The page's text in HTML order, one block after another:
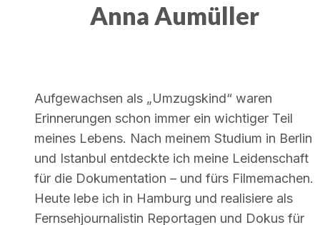
Anna Aumüller
Aufgewachsen als „Umzugskind“ waren
Erinnerungen schon immer ein wichtiger Teil
meines Lebens. Nach meinem Studium in Berlin
und Istanbul entdeckte ich meine Leidenschaft
für die Dokumentation – und fürs Filmemachen.
Heute lebe ich in Hamburg und realisiere als
Fernsehjournalistin Reportagen und Dokus für